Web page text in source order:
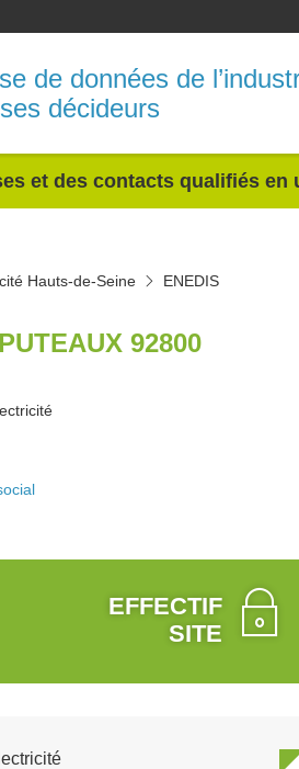
de données de
décideurs
et des contacts qualifiés
Hauts-de-Seine ENEDIS
92800
EFFECTIF
SITE